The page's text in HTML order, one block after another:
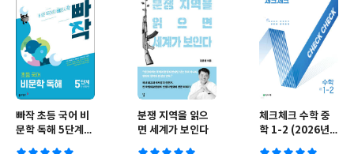
빠작 초등 국어 비
문학 독해 5단계
분쟁 지역을 읽으
면 세계가 보인다
체크체크 수학 중
학 1-2 (2026년